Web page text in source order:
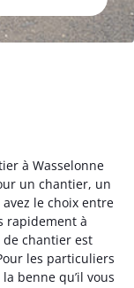
à Wasselonne
un chantier, un
le choix entre
rapidement à
de chantier est
les particuliers
benne qu’il vous